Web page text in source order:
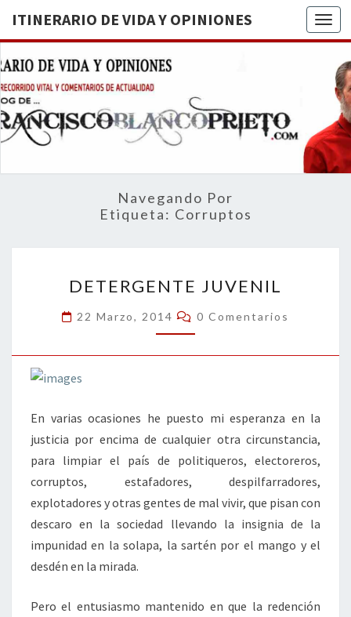
ITINERARIO DE VIDA Y OPINIONES
DE
BREVE
RECORRIDO
VITAL Y
ACTUALIDAD
Navegando Por
Etiqueta: Corruptos
JUVENIL
DETERGENTE JUVENIL
22 Marzo, 2014 Comentarios
0 Comentarios
En varias ocasiones he puesto mi esperanza en la
justicia por encima de cualquier otra circunstancia,
para limpiar el país de politiqueros, electoreros,
corruptos, estafadores, despilfarradores,
explotadores y otras gentes de mal vivir, que pisan con
descaro en la sociedad llevando la insignia de la
impunidad en la solapa, la sartén por el mango y el
desdén en la mirada.
Pero el entusiasmo mantenido en que la redención